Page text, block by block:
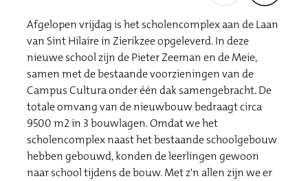
Afgelopen vrijdag is het scholencomplex aan de Laan
van Sint Hilaire in Zierikzee opgeleverd. In deze
nieuwe school zijn de Pieter Zeeman en de Meie,
samen met de bestaande voorzieningen van de
Campus Cultura onder één dak samengebracht. De
totale omvang van de nieuwbouw bedraagt circa
9500 m2 in 3 bouwlagen. Omdat we het
scholencomplex naast het bestaande schoolgebouw
hebben gebouwd, konden de leerlingen gewoon
naar school tijdens de bouw. Met z'n allen zijn we er